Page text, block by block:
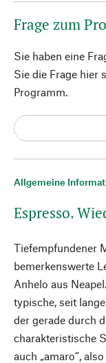
Allgemeine
Espresso.
Tiefempfundener
bemerkenswerte
Anhelo aus
typische, seit
der gerade durch
charakteristische
auch „amaro“,
Frage zum
Sie haben eine
Sie die Frage hier
Programm.